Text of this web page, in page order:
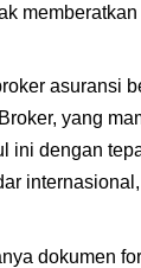
asuransi
yang
ini dengan
dokumen